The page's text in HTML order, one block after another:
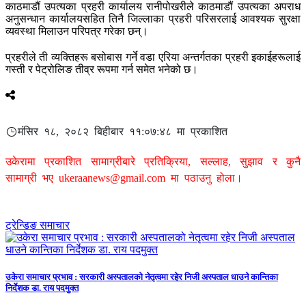
काठमाडौं उपत्यका प्रहरी कार्यालय रानीपोखरीले काठमाडौं उपत्यका अपराध
अनुसन्धान कार्यालयसहित तिनै जिल्लाका प्रहरी परिसरलाई आवश्यक सुरक्षा
व्यवस्था मिलाउन परिपत्र गरेका छन्।
प्रहरीले ती व्यक्तिहरू बसोबास गर्ने वडा एरिया अन्तर्गतका प्रहरी इकाईहरूलाई
गस्ती र पेट्रोलिङ तीव्र रूपमा गर्न समेत भनेको छ।
मंसिर १८, २०८२ बिहीबार ११:०७:४८ मा प्रकाशित
उकेरामा प्रकाशित सामाग्रीबारे प्रतिक्रिया, सल्लाह, सुझाव र कुनै
सामाग्री भए ukeraanews@gmail.com मा पठाउनु होला।
ट्रेन्डिङ समाचार
उकेरा समाचार प्रभाव : सरकारी अस्पतालको नेतृत्वमा रहेर निजी अस्पताल धाउने कान्तिका
निर्देशक डा. राय पदमुक्त